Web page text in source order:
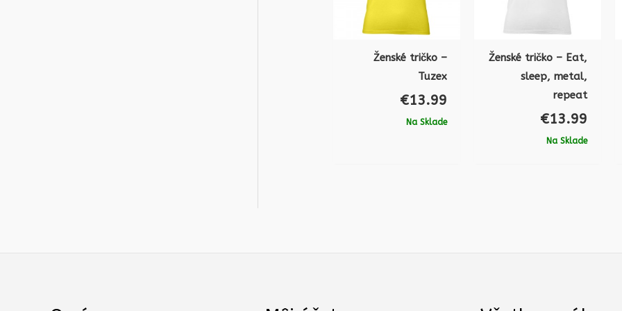
Ženské tričko –
Tuzex
€13.99
Na Sklade
Ženské tričko – Eat,
sleep, metal,
repeat
€13.99
Na Sklade